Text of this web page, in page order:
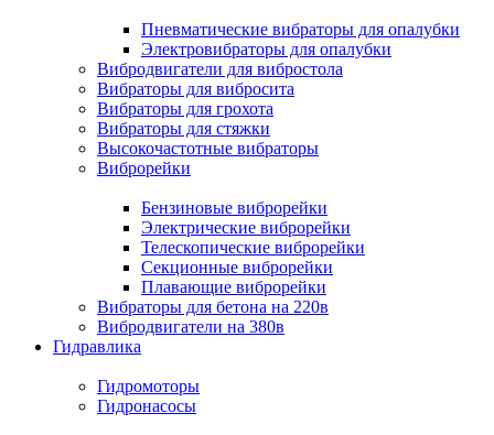
Пневматические вибраторы для опалубки
Электровибраторы для опалубки
Вибродвигатели для вибростола
Вибраторы для вибросита
Вибраторы для грохота
Вибраторы для стяжки
Высокочастотные вибраторы
Виброрейки
Бензиновые виброрейки
Электрические виброрейки
Телескопические виброрейки
Секционные виброрейки
Плавающие виброрейки
Вибраторы для бетона на 220в
Вибродвигатели на 380в
Гидравлика
Гидромоторы
Гидронасосы